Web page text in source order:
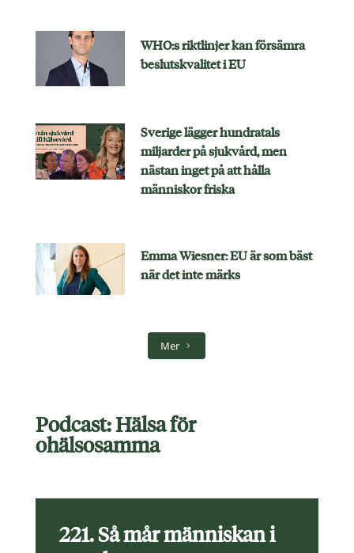
WHO:s riktlinjer kan försämra
beslutskvalitet i EU
Sverige lägger hundratals
miljarder på sjukvård, men
nästan inget på att hålla
människor friska
Emma Wiesner: EU är som bäst
när det inte märks
Mer
Podcast: Hälsa för
ohälsosamma
221. Så mår människan i